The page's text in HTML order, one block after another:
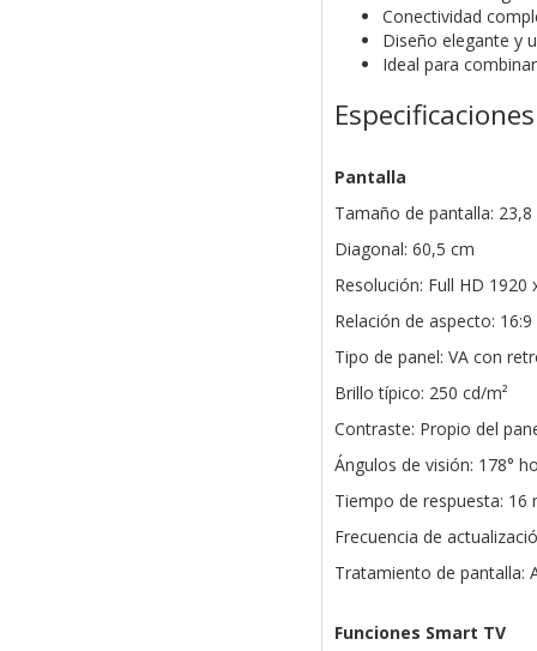
Conectividad
Diseño elegante y
Ideal para
Especificaciones
Pantalla
Tamaño de pantalla: 23,8
Diagonal: 60,5 cm
Resolución: Full HD 1920
Relación de aspecto: 16:9
Tipo de panel: VA con
Brillo típico: 250 cd/m²
Contraste: Propio del
Ángulos de visión: 178°
Tiempo de respuesta: 16
Frecuencia de
Tratamiento de pantalla:
Funciones Smart TV